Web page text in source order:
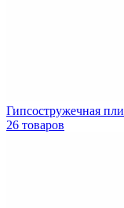
Гипсостружечная
26 товаров